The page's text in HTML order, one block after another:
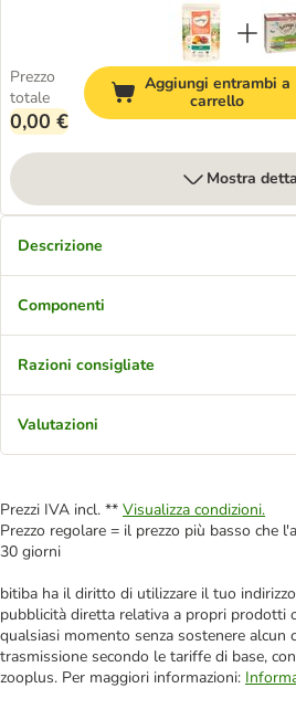
Prezzo
totale
0,00 €
Aggiungi entrambi a
carrello
Mostra
Descrizione
Componenti
Razioni consigliate
Valutazioni
Prezzi IVA incl. ** Visualizza condizioni.
Prezzo regolare = il prezzo più basso che
30 giorni
bitiba ha il diritto di utilizzare il tuo
pubblicità diretta relativa a propri prodotti
qualsiasi momento senza sostenere alcun
trasmissione secondo le tariffe di base,
zooplus. Per maggiori informazioni: